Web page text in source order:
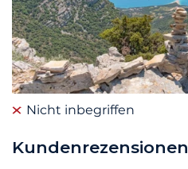
Nicht inbegriffen
Kundenrezensionen